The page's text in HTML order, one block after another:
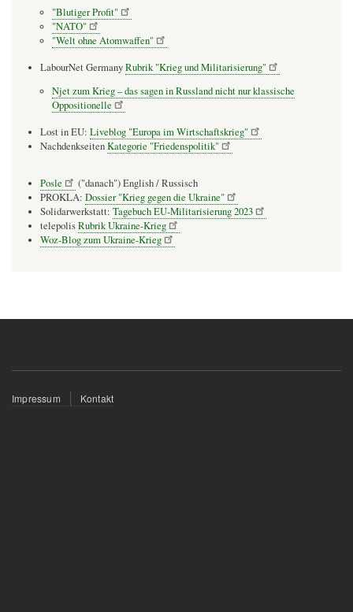
"Blutiger Profit"
"NATO"
"Welt ohne Atomwaffen"
LabourNet GermanyRubrik "Krieg und Militarisierung"
Njet zum Krieg – das sagen in Russland nicht nur klassische
Oppositionelle
Lost in EU: Liveblog "Europa im Wirtschaftskrieg"
NachdenkseitenKategorie "Friedenspolitik"
Posle
("danach") English / Russisch
PROKLA: Dossier "Krieg gegen die Ukraine"
Solidarwerkstatt: Tagebuch EU-Militarisierung 2023
telepolisRubrik Ukraine-Krieg
Woz-Blog zum Ukraine-Krieg
Fußzeilenmenü
Impressum Kontakt